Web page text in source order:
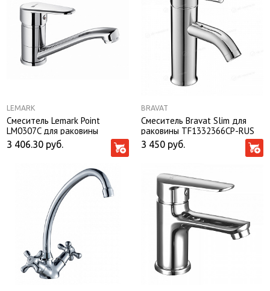
LEMARK
Смеситель Lemark Point
LM0307C для раковины
3 406.30 руб.
BRAVAT
Смеситель Bravat Slim для
раковины TF1332366CP-RUS
3 450 руб.